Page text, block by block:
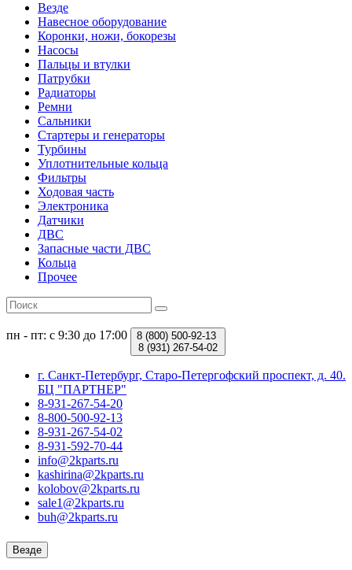
Везде
Навесное оборудование
Коронки, ножи, бокорезы
Насосы
Пальцы и втулки
Патрубки
Радиаторы
Ремни
Сальники
Стартеры и генераторы
Турбины
Уплотнительные кольца
Фильтры
Ходовая часть
Электроника
Датчики
ДВС
Запасные части ДВС
Кольца
Прочее
пн - пт: с 9:30 до 17:00 8 (800) 500-92-13
8 (931) 267-54-02
г. Санкт-Петербург, Старо-Петергофский проспект, д. 40.
БЦ "ПАРТНЕР"
8-931-267-54-20
8-800-500-92-13
8-931-267-54-02
8-931-592-70-44
info@2kparts.ru
kashirina@2kparts.ru
kolobov@2kparts.ru
sale1@2kparts.ru
buh@2kparts.ru
Везде